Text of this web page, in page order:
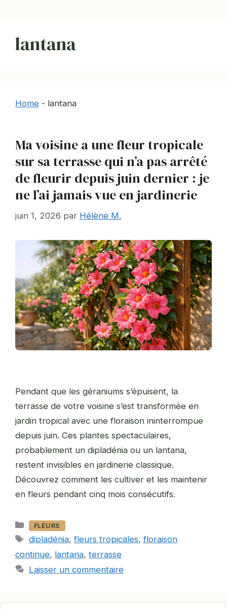
lantana
Home - lantana
Ma voisine a une fleur tropicale
sur sa terrasse qui n’a pas arrêté
de fleurir depuis juin dernier : je
ne l’ai jamais vue en jardinerie
juin 1, 2026 par Hélène M.
Pendant que les géraniums s’épuisent, la
terrasse de votre voisine s’est transformée en
jardin tropical avec une floraison ininterrompue
depuis juin. Ces plantes spectaculaires,
probablement un dipladénia ou un lantana,
restent invisibles en jardinerie classique.
Découvrez comment les cultiver et les maintenir
en fleurs pendant cinq mois consécutifs.
Catégories
FLEURS
Étiquettes
dipladénia,fleurs tropicales,floraison
continue, lantana, terrasse
Laisser un commentaire